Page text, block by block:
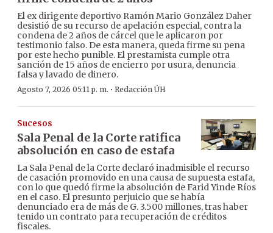
El ex dirigente deportivo Ramón Mario González Daher
desistió de su recurso de apelación especial, contra la
condena de 2 años de cárcel que le aplicaron por
testimonio falso. De esta manera, queda firme su pena
por este hecho punible. El prestamista cumple otra
sanción de 15 años de encierro por usura, denuncia
falsa y lavado de dinero.
Agosto 7, 2026 05:11 p. m. · Redacción ÚH
Sucesos
Sala Penal de la Corte ratifica
absolución en caso de estafa
La Sala Penal de la Corte declaró inadmisible el recurso
de casación promovido en una causa de supuesta estafa,
con lo que quedó firme la absolución de Farid Yinde Ríos
en el caso. El presunto perjuicio que se había
denunciado era de más de G. 3.500 millones, tras haber
tenido un contrato para recuperación de créditos
fiscales.